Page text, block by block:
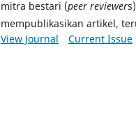
mitra bestari (peer reviewer
mempublikasikan artikel,
View Journal
Current Issue